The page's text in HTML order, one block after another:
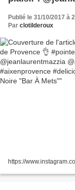
- #dessert
#delicious
Publié le 31/10/2017 à
Par clotilderoux
https://